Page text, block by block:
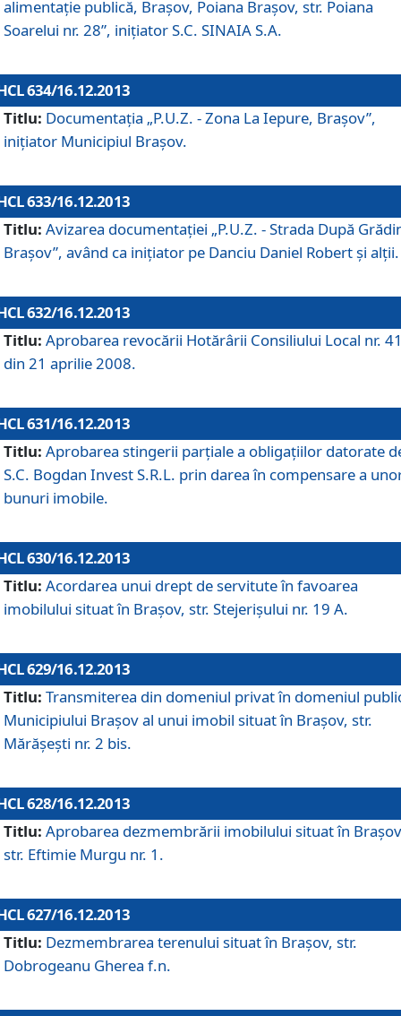
alimentaţie publică, Braşov, Poiana Braşov, str. Poiana
Soarelui nr. 28”, iniţiator S.C. SINAIA S.A.
634/16.12.2013
Titlu: Documentaţia „P.U.Z. - Zona La Iepure, Braşov”,
iniţiator Municipiul Braşov.
633/16.12.2013
Titlu: Avizarea documentaţiei „P.U.Z. - Strada După
Braşov”, având ca iniţiator pe Danciu Daniel Robert şi alţii.
632/16.12.2013
Titlu: Aprobarea revocării Hotărârii Consiliului Local nr.
din 21 aprilie 2008.
631/16.12.2013
Titlu: Aprobarea stingerii parţiale a obligaţiilor datorate
S.C. Bogdan Invest S.R.L. prin darea în compensare a
bunuri imobile.
630/16.12.2013
Titlu: Acordarea unui drept de servitute în favoarea
imobilului situat în Braşov, str. Stejerişului nr. 19 A.
629/16.12.2013
Titlu: Transmiterea din domeniul privat în domeniul
Municipiului Braşov al unui imobil situat în Braşov, str.
Mărăşeşti nr. 2 bis.
628/16.12.2013
Titlu: Aprobarea dezmembrării imobilului situat în
str. Eftimie Murgu nr. 1.
627/16.12.2013
Titlu: Dezmembrarea terenului situat în Braşov, str.
Dobrogeanu Gherea f.n.